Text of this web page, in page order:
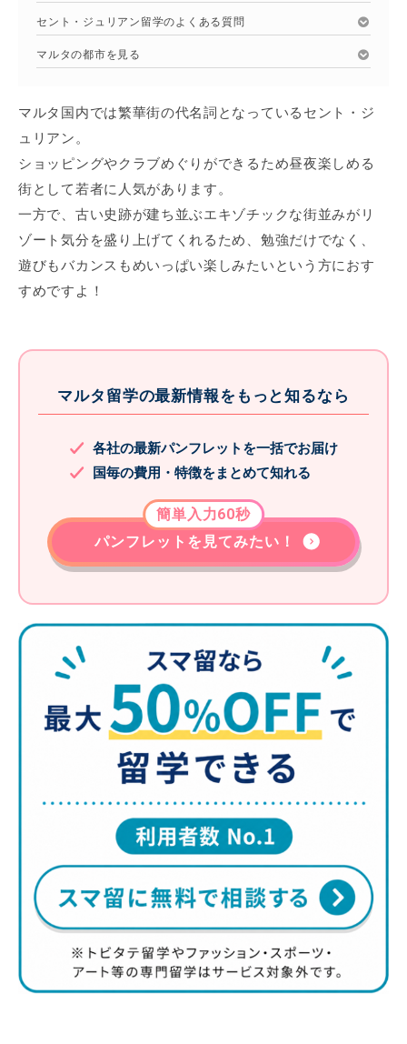
セント・ジュリアン留学のよくある質問
マルタの都市を見る
マルタ国内では繁華街の代名詞となっているセント・ジ
ュリアン。
ショッピングやクラブめぐりができるため昼夜楽しめる
街として若者に人気があります。
一方で、古い史跡が建ち並ぶエキゾチックな街並みがリ
ゾート気分を盛り上げてくれるため、勉強だけでなく、
遊びもバカンスもめいっぱい楽しみたいという方におす
すめですよ！
マルタ留学の最新情報をもっと知るなら
各社の最新パンフレットを一括でお届け
国毎の費用・特徴をまとめて知れる
パンフレットを見てみたい！
簡単入力60秒